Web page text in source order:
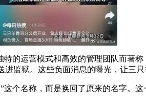
的运营模式和高效的管理团队而著
监狱。这些负面消息的曝光，让三
个名称，而是换回了原来的名字。